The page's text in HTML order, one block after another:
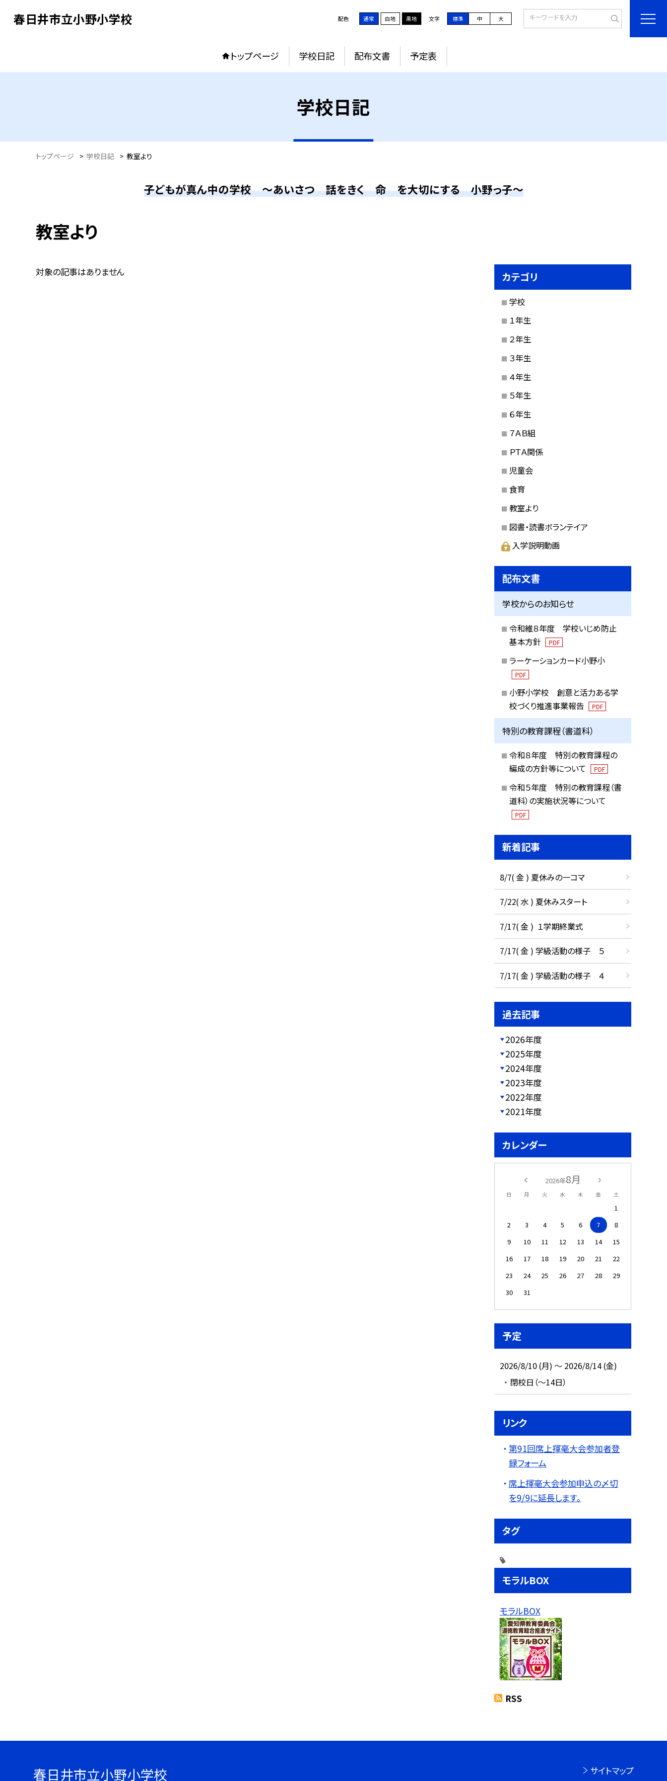
春日井市立小野小学校 配色 通常 白地 黒地 文字 標準 中 大
トップページ 学校日記 配布文書 予定表
学校日記
トップページ > 学校日記 > 教室より
子どもが真ん中の学校 ～あいさつ 話をきく 命 を大切にする 小野っ子～
教室より
対象の記事はありません カテゴリ
学校
１年生
２年生
３年生
４年生
５年生
６年生
７ＡＢ組
ＰＴＡ関係
児童会
食育
教室より
図書・読書ボランテイア
入学説明動画
配布文書
学校からのお知らせ
令和維８年度 学校いじめ防止
基本方針
PDF
ラーケーションカード小野小
PDF
小野小学校 創意と活力ある学
校づくり推進事業報告
PDF
特別の教育課程（書道科）
令和８年度 特別の教育課程の
編成の方針等について
PDF
令和５年度 特別の教育課程（書
道科）の実施状況等について
PDF
新着記事
8/7( 金 ) 夏休みの一コマ
7/22( 水 ) 夏休みスタート
7/17( 金 ) １学期終業式
7/17( 金 ) 学級活動の様子 ５
7/17( 金 ) 学級活動の様子 ４
過去記事
2026年度
2025年度
2024年度
2023年度
2022年度
2021年度
カレンダー
2026年8月
日 月 火 水 木 金 土
1
2
3 4 5 6 7
8
9
10 11 12 13 14
15
16
17 18 19 20 21
22
23
24 25 26 27 28
29
30
31
予定
2026/8/10 (月) ～ 2026/8/14 (金)
閉校日（～14日）
リンク
第91回席上揮毫大会参加者登
録フォーム
席上揮毫大会参加申込の〆切
を9/9に延長します。
タグ
モラルBOX
モラルBOX
RSS
春日井市立小野小学校 サイトマップ